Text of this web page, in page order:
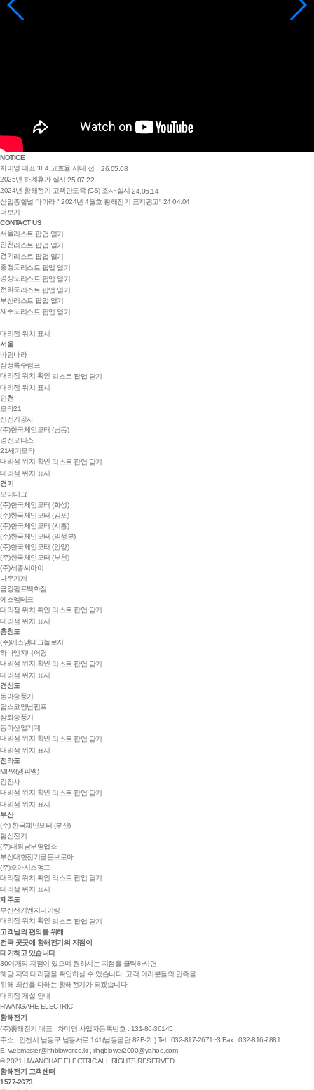
NOTICE
차미영 대표 “IE4 고효율 시대 선... 26.05.08
2025년 하계휴가 실시 25.07.22
2024년 황해전기 고객만도족 (CS) 조사 실시 24.06.14
산업종합널 다아라 " 2024년 4월호 황해전기 표지광고" 24.04.04
더보기
CONTACT US
서울리스트 팝업 열기
인천리스트 팝업 열기
경기리스트 팝업 열기
충청도리스트 팝업 열기
경상도리스트 팝업 열기
전라도리스트 팝업 열기
부산리스트 팝업 열기
제주도리스트 팝업 열기
대리점 위치 표시
서울
바람나라
삼정특수펌프
대리점 위치 확인 리스트 팝업 닫기
대리점 위치 표시
인천
모타21
신진기공사
(주)한국체인모터 (남동)
경진모터스
21세기모타
대리점 위치 확인 리스트 팝업 닫기
대리점 위치 표시
경기
모터테크
(주)한국체인모터 (화성)
(주)한국체인모터 (김포)
(주)한국체인모터 (시흥)
(주)한국체인모터 (의정부)
(주)한국체인모터 (안양)
(주)한국체인모터 (부천)
(주)세종씨아이
나우기계
금강펌프백화점
에스엠테크
대리점 위치 확인 리스트 팝업 닫기
대리점 위치 표시
충청도
(주)에스엠테크놀로지
하나엔지니어링
대리점 위치 확인 리스트 팝업 닫기
대리점 위치 표시
경상도
동아송풍기
탑스코영남펌프
삼화송풍기
동아산업기계
대리점 위치 확인 리스트 팝업 닫기
대리점 위치 표시
전라도
MPM(엠피엠)
강전사
대리점 위치 확인 리스트 팝업 닫기
대리점 위치 표시
부산
(주) 한국체인모터 (부산)
협신전기
(주)내외남부영업소
부산대한전기골든브로아
(주)오아시스펌프
대리점 위치 확인 리스트 팝업 닫기
대리점 위치 표시
제주도
부산전기엔지니어링
대리점 위치 확인 리스트 팝업 닫기
고객님의 편의를 위해
전국 곳곳에 황해전기의 지점이
대기하고 있습니다.
30여개의 지점이 있으며 원하시는 지점을 클릭하시면
해당 지역 대리점을 확인하실 수 있습니다. 고객 여러분들의 만족을
위해 최선을 다하는 황해전기가 되겠습니다.
대리점 개설 안내
HWANGAHE ELECTRIC
황해전기
(주)황해전기 대표 : 차미영 사업자등록번호 : 131-86-36145
주소 : 인천시 남동구 남동서로 141(남동공단 82B-2L) Tel : 032-817-2671~3 Fax : 032-816-7881
E. webmaster@hhblower.co.kr, ringblower2000@yahoo.com
© 2021 HWANGHAE ELECTRIC ALL RIGHTS RESERVED.
황해전기 고객센터
1577-2673